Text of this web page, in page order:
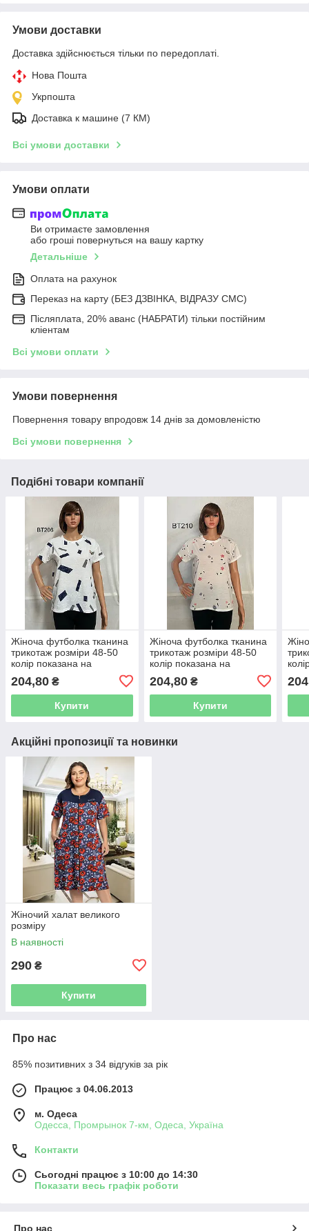
Умови доставки
Доставка здійснюється тільки по передоплаті.
Нова Пошта
Укрпошта
Доставка к машине (7 КМ)
Всі умови доставки
Умови оплати
Ви отримаєте замовлення
або гроші повернуться на вашу картку
Детальніше
Оплата на рахунок
Переказ на карту (БЕЗ ДЗВІНКА, ВІДРАЗУ СМС)
Післяплата, 20% аванс (НАБРАТИ) тільки постійним
кліентам
Всі умови оплати
Умови повернення
Повернення товару впродовж 14 днів за домовленістю
Всі умови повернення
Подібні товари компанії
Жіноча футболка тканина
трикотаж розміри 48-50
колір показана на
зображенні в пачці 10 шт.
204,80 ₴
Купити
Жіноча футболка тканина
трикотаж розміри 48-50
колір показана на
зображенні в пачці 10 шт.
204,80₴
Купити
Акційні пропозиції та новинки
Жіночий халат великого
розміру
В наявності
290 ₴
Купити
Про нас
85% позитивних з 34 відгуків за рік
Працює з 04.06.2013
м. Одеса
Одесса, Промрынок 7-км, Одеса, Україна
Контакти
Сьогодні працює з 10:00 до 14:30
Показати весь графік роботи
Про нас